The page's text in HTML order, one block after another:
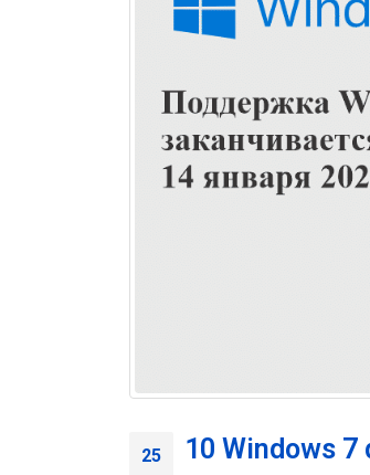
25 10 Windows 7